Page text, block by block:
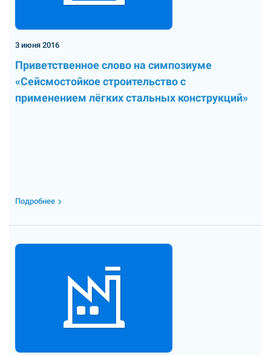
3 июня 2016
Приветственное слово на симпозиуме
«Сейсмостойкое строительство с
применением лёгких стальных конструкций»
Подробнее